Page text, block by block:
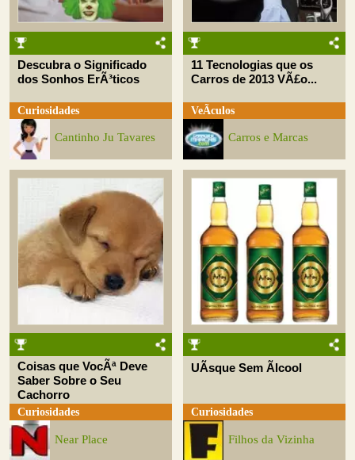
Descubra o Significado
dos Sonhos ErÃ³ticos
Curiosidades
Cantinho Ju Tavares
11 Tecnologias que os
Carros de 2013 VÃ£o...
VeÃ­culos
Carros e Marcas
Coisas que VocÃª Deve
Saber Sobre o Seu
Cachorro
Curiosidades
Near Place
UÃ­sque Sem Ãlcool
Curiosidades
Filhos da Vizinha